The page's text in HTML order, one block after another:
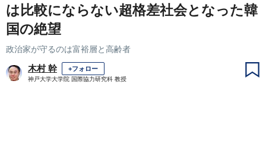
は比較にならない超格差社会となった韓
国の絶望
政治家が守るのは富裕層と高齢者
木村 幹 +フォロー
神戸大学大学院 国際協力研究科 教授